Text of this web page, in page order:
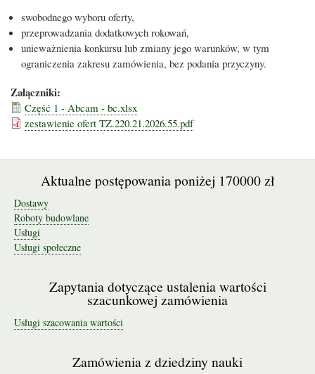
swobodnego wyboru oferty,
przeprowadzania dodatkowych rokowań,
unieważnienia konkursu lub zmiany jego warunków, w tym
ograniczenia zakresu zamówienia, bez podania przyczyny.
Załączniki:
Część 1 - Abcam - bc.xlsx
zestawienie ofert TZ.220.21.2026.55.pdf
Aktualne postępowania poniżej 170000 zł
Dostawy
Roboty budowlane
Usługi
Usługi społeczne
Zapytania dotyczące ustalenia wartości
szacunkowej zamówienia
Usługi szacowania wartości
Zamówienia z dziedziny nauki